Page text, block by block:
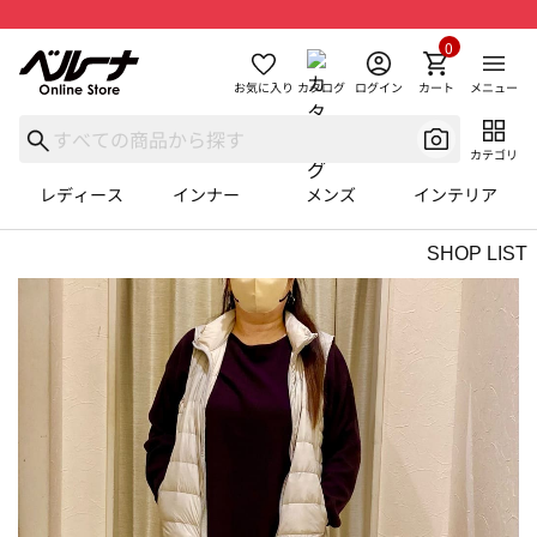
お気に入り カタログ ログイン カート
0
メニュー
カテゴリ
レディース インナー メンズ インテリア
SHOP LIST